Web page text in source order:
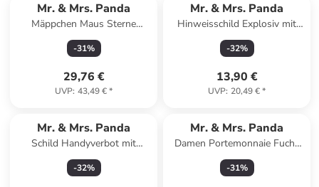
Mr. & Mrs. Panda
Mäppchen Maus Sterne
Design mit Spruch in Weiß
-31%
29,76 €
UVP: 43,49 €*
Mr. & Mrs. Panda
Hinweisschild Explosiv mit
Spruch in Keine Angabe
-32%
13,90 €
UVP: 20,49 €*
Mr. & Mrs. Panda
Schild Handyverbot mit
Spruch in Keine Angabe
-32%
Mr. & Mrs. Panda
Damen Portemonnaie Fuchs
Ballerina mit Spruch in Türkis
Pastell
-31%